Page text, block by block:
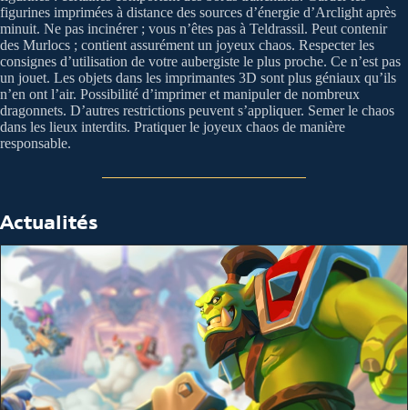
figurines imprimées à distance des sources d’énergie d’Arclight après
minuit. Ne pas incinérer ; vous n’êtes pas à Teldrassil. Peut contenir
des Murlocs ; contient assurément un joyeux chaos. Respecter les
consignes d’utilisation de votre aubergiste le plus proche. Ce n’est pas
un jouet. Les objets dans les imprimantes 3D sont plus géniaux qu’ils
n’en ont l’air. Possibilité d’imprimer et manipuler de nombreux
dragonnets. D’autres restrictions peuvent s’appliquer. Semer le chaos
dans les lieux interdits. Pratiquer le joyeux chaos de manière
responsable.
Actualités